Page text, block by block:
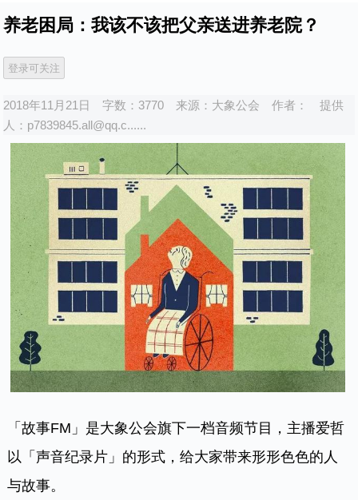
养老困局：我该不该把父亲送进养老院？
2018年11月21日 字数：3770 来源： 大象公会 作者：
提供
人： p7839845.all@qq.c......
「故事FM」是大象公会旗下一档音频节目，主播爱哲
以「声音纪录片」的形式，给大家带来形形色色的人
与故事。